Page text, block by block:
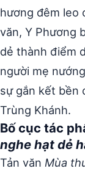
hương đêm leo
văn, Y Phương
dẻ thành điểm
người mẹ
sự gắn kết bền
Trùng Khánh.
Bố cục tác
nghe hạt dẻ
Tản văn Mùa